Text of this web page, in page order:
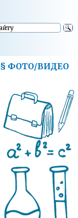
§ ФОТО/ВИДЕО